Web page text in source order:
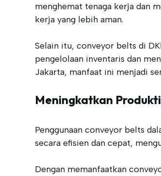
menghemat tenaga kerja dan
kerja yang lebih aman.
Selain itu, conveyor belts di
pengelolaan inventaris dan
Jakarta, manfaat ini menjadi
Meningkatkan
Penggunaan conveyor belts
secara efisien dan cepat,
Dengan memanfaatkan